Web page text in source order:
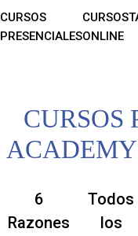
CURSOS
PRESENCIALES
CURSOS
ONLINE
CURSOS
6
Razones
Todos
los